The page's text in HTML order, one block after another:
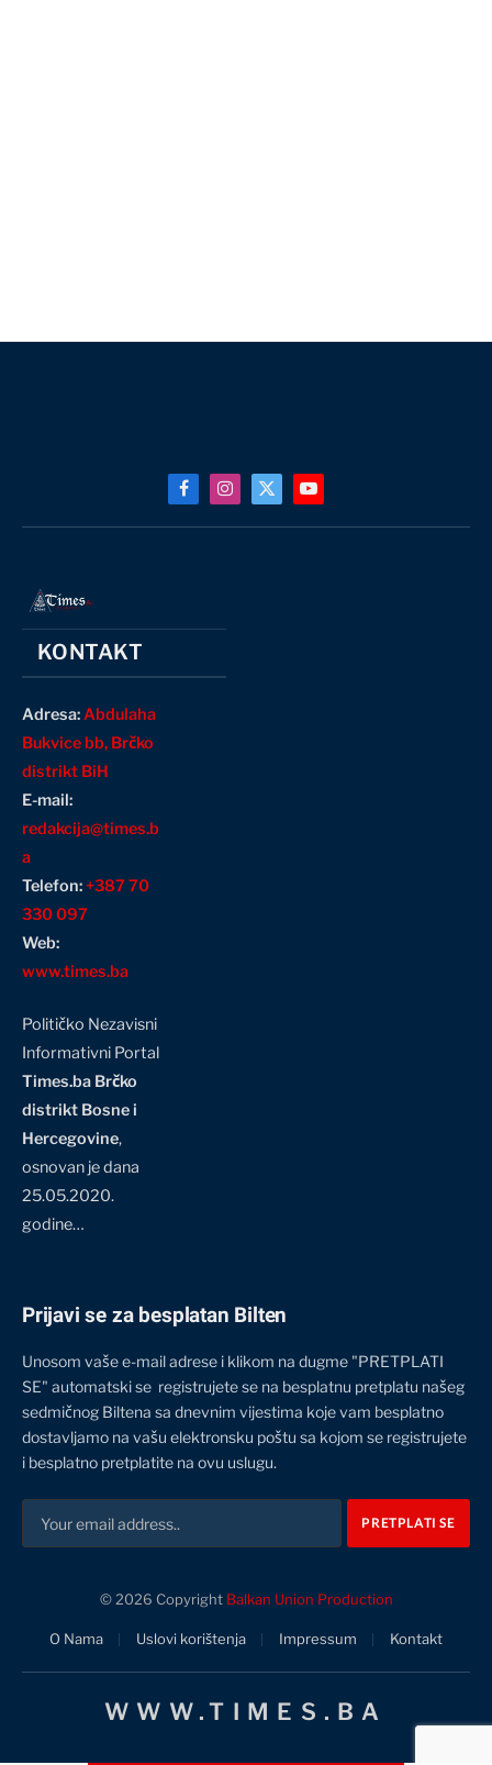
FacebookInstagram
X
YouTube
KONTAKT
Adresa:Abdulaha
Bukvice bb, Brčko
distrikt BiH
E-mail:
redakcija@times.b
a
Telefon:+387 70
330 097
Web:
www.times.ba
Političko Nezavisni
Informativni Portal
Times.ba Brčko
distrikt Bosne i
Hercegovine,
osnovan je dana
25.05.2020.
godine…
Prijavi se za besplatan Bilten
Unosom vaše e-mail adrese i klikom na dugme "PRETPLATI
SE" automatski se registrujete se na besplatnu pretplatu našeg
sedmičnog Biltena sa dnevnim vijestima koje vam besplatno
dostavljamo na vašu elektronsku poštu sa kojom se registrujete
i besplatno pretplatite na ovu uslugu.
© 2026 Copyright Balkan Union Production
O Nama Uslovi korištenja Impressum Kontakt
WWW.TIMES.BA